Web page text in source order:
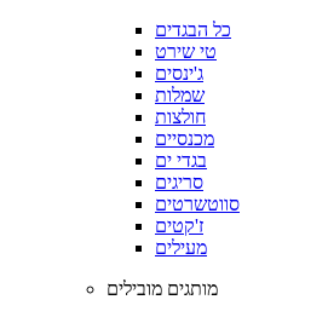
כל הבגדים
טי שירט
ג'ינסים
שמלות
חולצות
מכנסיים
בגדי ים
סריגים
סווטשרטים
ז'קטים
מעילים
מותגים מובילים